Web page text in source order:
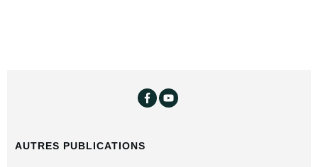
AUTRES PUBLICATIONS